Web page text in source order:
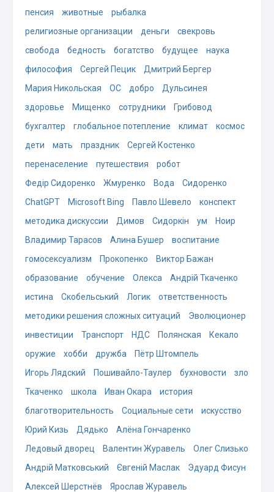
пенсия животные
рыбалка
религиозные организации
деньги
свекровь
свобода
бедность богатство будущее
наука
философия
Сергей Пецик
Дмитрий Бергер
Мария Никольская
ОС добро
Дульсинея
здоровье
Мищенко сотрудники
Грибовод
бухгалтер
глобальное потепление климат
космос
дети
мать праздник
Сергей Костенко
перенаселение
путешествия
робот
Федір Сидоренко
Жмуренко Вода
Сидоренко
ChatGPT
Microsoft Bing Павло Шевело
конспект
методика дискуссии
Димов Сидоркін ум
Ноир
Владимир Тарасов
Алина Бушер
воспитание
гомосексуализм
Прокопенко
Виктор Бажан
образование
обучение Олекса
Андрій Ткаченко
истина
Скобельський Логик
ответственность
методики решения сложных ситуаций
Эволюционер
инвестиции
Транспорт НДС Полянская
Кекало
оружие
хобби дружба
Пётр Штомпель
Игорь Лядский
Пошивайло-Таулер бухновости
зло
Ткаченко
школа Иван Окара
история
благотворительность
Социальные сети
искусство
Юрий Кизь
Дядько
Алёна Гончаренко
Ледовый дворец
Валентин Журавель
Олег Слизько
Андрій Матковський
Євгеній Маслак
Эдуард Фисун
Алексей Шерстнёв
Ярослав Журавель